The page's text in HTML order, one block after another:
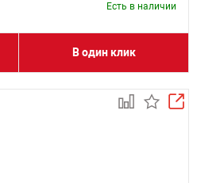
Есть в наличии
В один клик